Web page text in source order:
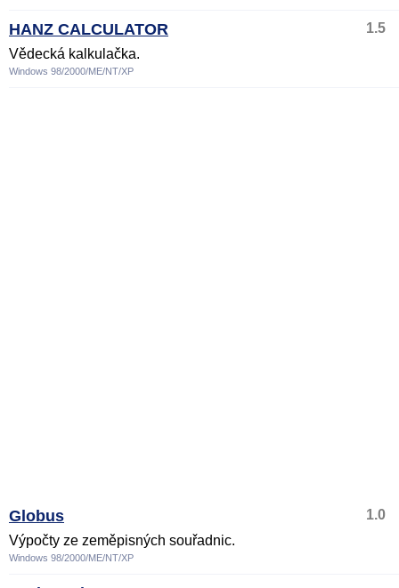
HANZ CALCULATOR
1.5
Vědecká kalkulačka.
Windows 98/2000/ME/NT/XP
Globus
1.0
Výpočty ze zeměpisných souřadnic.
Windows 98/2000/ME/NT/XP